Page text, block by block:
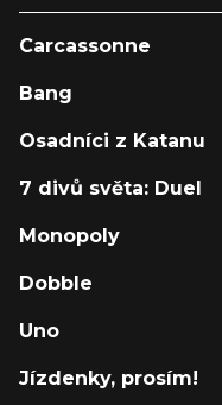
Carcassonne
Bang
Osadníci z Katanu
7 divů světa: Duel
Monopoly
Dobble
Uno
Jízdenky, prosím!